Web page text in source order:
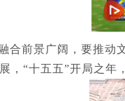
合前景广阔，要推动
，“十五五”开局之